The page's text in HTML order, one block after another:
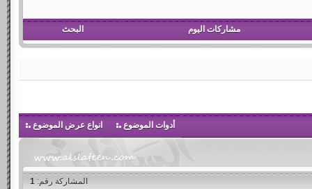
مشاركات اليوم البحث
أدوات الموضوع انواع عرض الموضوع
المشاركة رقم: 1